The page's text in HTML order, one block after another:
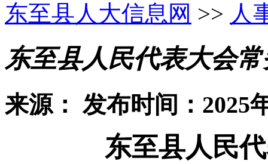
东至县人大信息网 >> 人
东至县人民代表大会
来源： 发布时间：2025
东至县人民